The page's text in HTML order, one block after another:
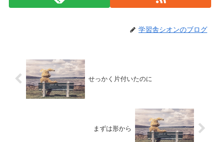
学習舎シオンのブログ
せっかく片付いたのに
まずは形から